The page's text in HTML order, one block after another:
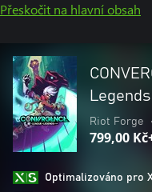
Přeskočit na hlavní obsah
Riot Forge •
799,00
Optimalizováno pro